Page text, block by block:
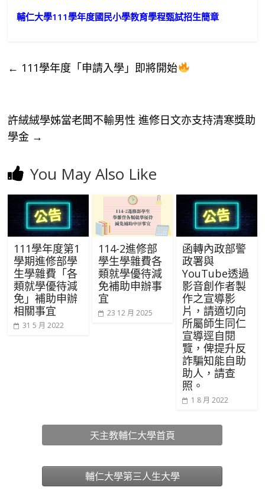
輔仁大學111學年度國民小學教育學程甄試招生簡章
← 111學年度「申請入學」即將開始
許絨絨學姊當老闆不輸男性 進修日文亦支持清寒獎助
學金 →
You May Also Like
111學年度第1
學期進修部學
生學雜費「各
類就學優待減
免」補助申辦
相關事宜
31 5 月 2022
114-2進修部
學生學雜費各
類就學優待減
免補助申辦事
宜
23 12 月 2025
函轉內政部警
政署與
YouTube透過
影音創作者製
作之宣導影
片，請適切向
所屬師生同仁
宣導逕自閱
覽，俾提升反
詐騙知能自助
助人，請查
照。
1 8 月 2022
天主教輔仁大學首頁
輔仁大學第三人生大學